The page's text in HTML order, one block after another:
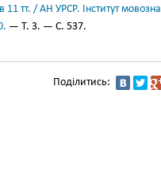
11 тт. / АН УРСР. Інститут
— Т. 3. — С. 537.
Поділитись: